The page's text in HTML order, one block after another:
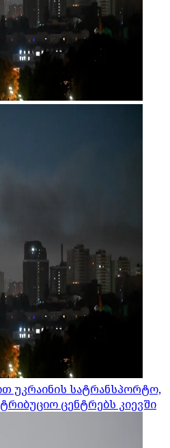
უკრაინის სატრანსპორტო,
ცენტრებს კიევში